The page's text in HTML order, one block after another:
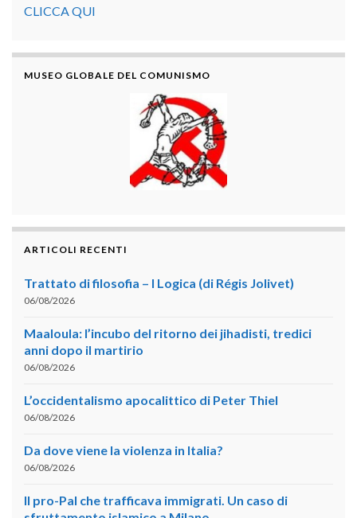
CLICCA QUI
MUSEO GLOBALE DEL COMUNISMO
ARTICOLI RECENTI
Trattato di filosofia – I Logica (di Régis Jolivet)
06/08/2026
Maaloula: l’incubo del ritorno dei jihadisti, tredici
anni dopo il martirio
06/08/2026
L’occidentalismo apocalittico di Peter Thiel
06/08/2026
Da dove viene la violenza in Italia?
06/08/2026
Il pro-Pal che trafficava immigrati. Un caso di